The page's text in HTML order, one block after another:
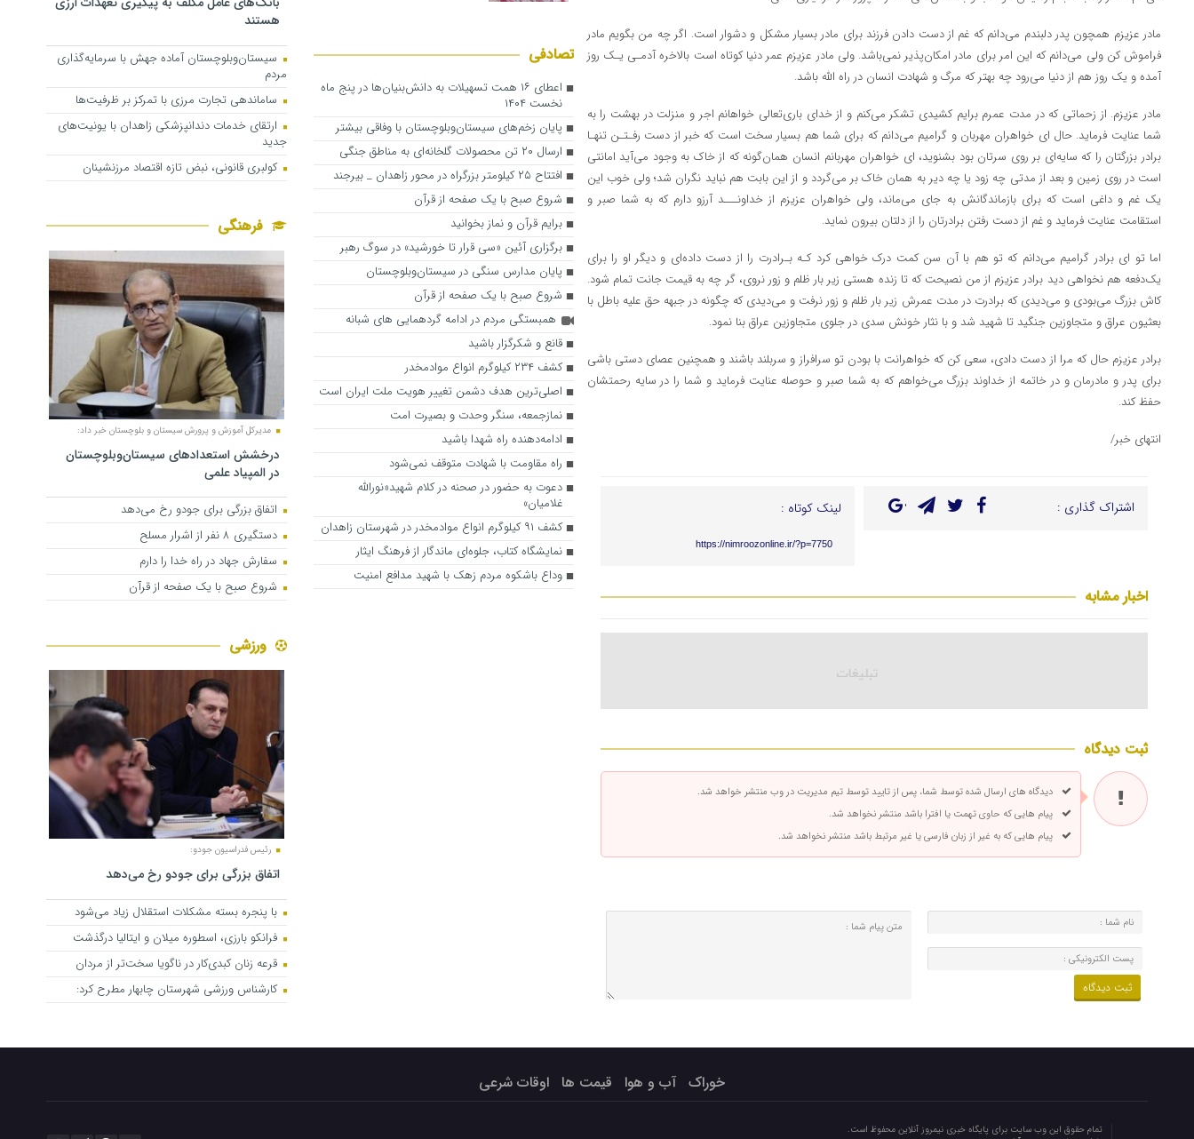
مادر عزیزم همچون پدر دلبندم می‌دانم که غم از دست دادن فرزند برای مادر بسیار مشکل و دشوار است. اگر چه من بگویم مادر
فراموش کن ولی می‌دانم که این امر برای مادر امکان‌پذیر نمی‌باشد. ولی مادر عزیزم عمر دنیا کوتاه است بالاخره آدمـی یـک روز
آمده و یک روز هم از دنیا می‌رود چه بهتر که مرگ و شهادت انسان در راه الله باشد.
مادر عزیزم. از زحماتی که در مدت عمرم برایم کشیدی تشکر می‌کنم و از خدای باری‌تعالی خواهانم اجر و منزلت در بهشت را به
شما عنایت فرماید. حال ای خواهران مهربان و گرامیم می‌دانم که برای شما هم بسیار سخت است که خبر از دست رفـتـن تنهـا
برادر بزرگتان را که سایه‌ای بر روی سرتان بود بشنوید، ای خواهران مهربانم انسان همان‌گونه که از خاک به وجود می‌آید امانتی
است در روی زمین و بعد از مدتی چه زود یا چه دیر به همان خاک بر می‌گردد و از این بابت هم نباید نگران شد؛ ولی خوب این
یک غم و داغی است که برای بازماندگانش به جای می‌ماند، ولی خواهران عزیزم از خداونـــد آرزو دارم که به شما صبر و
استقامت عنایت فرماید و غم از دست رفتن برادرتان را از دلتان بیرون نماید.
اما تو ای برادر گرامیم می‌دانم که تو هم با آن سن کمت درک خواهی کرد کـه بـرادرت را از دست داده‌ای و دیگر او را برای
یک‌دفعه هم نخواهی دید برادر عزیزم از من نصیحت که تا زنده هستی زیر بار ظلم و زور نروی، گر چه به قیمت جانت تمام شود.
کاش بزرگ می‌بودی و می‌دیدی که برادرت در مدت عمرش زیر بار ظلم و زور نرفت و می‌دیدی که چگونه در جبهه حق علیه باطل با
بعثیون عراق و متجاوزین جنگید تا شهید شد و با نثار خونش سدی در جلوی متجاوزین عراق بنا نمود.
برادر عزیزم حال که مرا از دست دادی، سعی کن که خواهرانت با بودن تو سرافراز و سربلند باشند و همچنین عصای دستی باشی
برای پدر و مادرمان و در خاتمه از خداوند بزرگ می‌خواهم که به شما صبر و حوصله عنایت فرماید و شما را در سایه رحمتشان
حفظ کند.
انتهای خبر/
اشتراک گذاری : لینک کوتاه :
https://nimroozonline.ir/?p=7750
اخبار مشابه
ثبت دیدگاه
دیدگاه های ارسال شده توسط شما، پس از تایید توسط تیم مدیریت در وب منتشر خواهد شد.
پیام هایی که حاوی تهمت یا افترا باشد منتشر نخواهد شد.
پیام هایی که به غیر از زبان فارسی یا غیر مرتبط باشد منتشر نخواهد شد.
تصادفی
اعطای ۱۶ همت تسهیلات به دانش‌بنیان‌ها در پنج ماه
نخست ۱۴۰۴
پایان زخم‌های سیستان‌وبلوچستان با وفاقی بیشتر
ارسال ۲۰ تن محصولات گلخانه‌ای به مناطق جنگی
افتتاح ۲۵ کیلومتر بزرگراه در محور زاهدان _ بیرجند
شروع صبح با یک صفحه از قرآن
برایم قرآن و نماز بخوانید
برگزاری آئین‌ «سی قرار تا خورشید» در سوگ رهبر
پایان مدارس سنگی در سیستان‌وبلوچستان
شروع صبح با یک صفحه از قرآن
همبستگی مردم در ادامه گردهمایی های شبانه
قانع و شکرگزار باشید
کشف ۲۳۴ کیلوگرم انواع موادمخدر
اصلی‌ترین هدف دشمن تغییر هویت ملت ایران است
نمازجمعه، سنگر وحدت و بصیرت امت
ادامه‌دهنده راه شهدا باشید
راه مقاومت با شهادت متوقف نمی‌شود
دعوت به حضور در صحنه در کلام شهید«نورالله
غلامیان»
کشف ۹۱ کیلوگرم انواع موادمخدر در شهرستان زاهدان
نمایشگاه کتاب، جلوه‌ای ماندگار از فرهنگ ایثار
وداع باشکوه مردم زهک با شهید مدافع امنیت
هستند
سیستان‌وبلوچستان آماده جهش با سرمایه‌گذاری
مردم
ساماندهی تجارت مرزی با تمرکز بر ظرفیت‌ها
ارتقای خدمات دندانپزشکی زاهدان با یونیت‌های
جدید
کولبری قانونی، نبض تازه اقتصاد مرزنشینان
فرهنگی
مدیرکل آموزش و پرورش سیستان و بلوچستان خبر داد:
درخشش استعدادهای سیستان‌وبلوچستان
در المپیاد علمی
اتفاق بزرگی برای جودو رخ می‌دهد
دستگیری ۸ نفر از اشرار مسلح
سفارش جهاد در راه خدا را دارم
شروع صبح با یک صفحه از قرآن
ورزشی
رئیس فدراسیون جودو:
اتفاق بزرگی برای جودو رخ می‌دهد
با پنجره بسته مشکلات استقلال زیاد می‌شود
فرانکو بارزی، اسطوره میلان و ایتالیا درگذشت
قرعه زنان کبدی‌کار در ناگویا سخت‌تر از مردان
کارشناس ورزشی شهرستان چابهار مطرح کرد:
خوراک آب و هوا قیمت ها اوقات شرعی
تمام حقوق این وب سایت برای پایگاه خبری نیمروز آنلاین محفوظ است.